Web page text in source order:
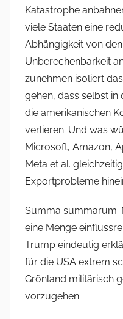
Katastrophe
viele Staaten eine
Abhängigkeit von
Unberechenbarkeit
zunehmen isoliert
gehen, dass selbst in
die amerikanischen
verlieren. Und was
Microsoft, Amazon,
Meta et al.
Exportprobleme
Summa summarum:
eine Menge
Trump eindeutig
für die USA extrem
Grönland militärisch
vorzugehen.